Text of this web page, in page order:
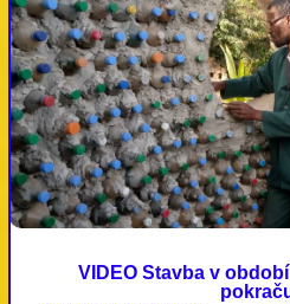
VIDEO Stavba v